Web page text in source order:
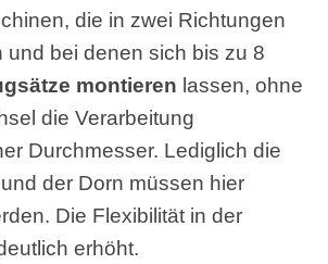
die in zwei Richtungen
und bei denen sich bis zu 8
montieren lassen, ohne
die Verarbeitung
Durchmesser. Lediglich die
der Dorn müssen hier
Die Flexibilität in der
erhöht.